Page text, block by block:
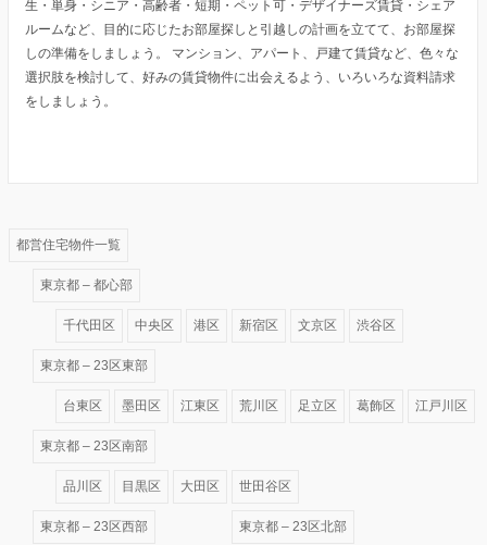
生・単身・シニア・高齢者・短期・ペット可・デザイナーズ賃貸・シェア
ルームなど、目的に応じたお部屋探しと引越しの計画を立てて、お部屋探
しの準備をしましょう。 マンション、アパート、戸建て賃貸など、色々な
選択肢を検討して、好みの賃貸物件に出会えるよう、いろいろな資料請求
をしましょう。
都営住宅物件一覧
東京都 – 都心部
千代田区 中央区 港区 新宿区 文京区 渋谷区
東京都 – 23区東部
台東区 墨田区 江東区 荒川区 足立区 葛飾区 江戸川区
東京都 – 23区南部
品川区 目黒区 大田区 世田谷区
東京都 – 23区西部 東京都 – 23区北部